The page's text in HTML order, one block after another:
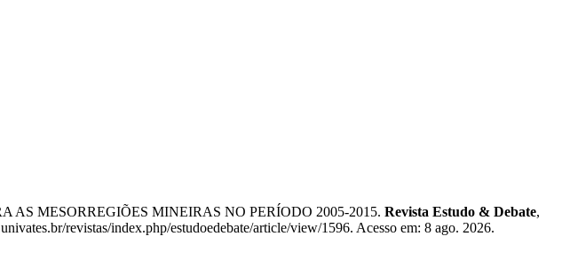
AS MESORREGIÕES MINEIRAS NO PERÍODO 2005-2015. Revista Estudo & Debate,
revistas/index.php/estudoedebate/article/view/1596. Acesso em: 8 ago. 2026.